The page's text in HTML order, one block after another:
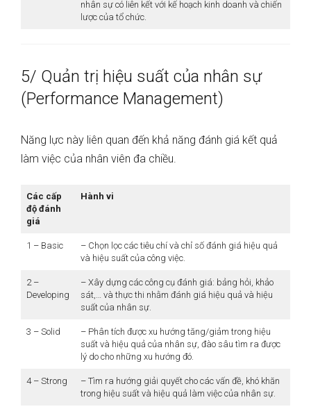
nhân sự có liên kết với kế hoạch kinh doanh và chiến
lược của tổ chức.
5/ Quản trị hiệu suất của nhân sự
(Performance Management)
Năng lực này liên quan đến khả năng đánh giá kết quả
làm việc của nhân viên đa chiều.
Các cấp
độ đánh
giá
Hành vi
1 – Basic
– Chọn lọc các tiêu chí và chỉ số đánh giá hiệu quả
và hiệu suất của công việc.
2 –
Developing
– Xây dựng các công cụ đánh giá: bảng hỏi, khảo
sát,… và thực thi nhằm đánh giá hiệu quả và hiệu
suất của nhân sự.
3 – Solid
– Phân tích được xu hướng tăng/giảm trong hiệu
suất và hiệu quả của nhân sự, đào sâu tìm ra được
lý do cho những xu hướng đó.
4 – Strong
– Tìm ra hướng giải quyết cho các vấn đề, khó khăn
trong hiệu suất và hiệu quả làm việc của nhân sự.